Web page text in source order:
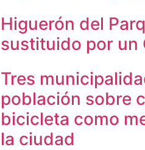
Higuerón del
sustituido por un
Tres
población sobre
bicicleta como
la ciudad